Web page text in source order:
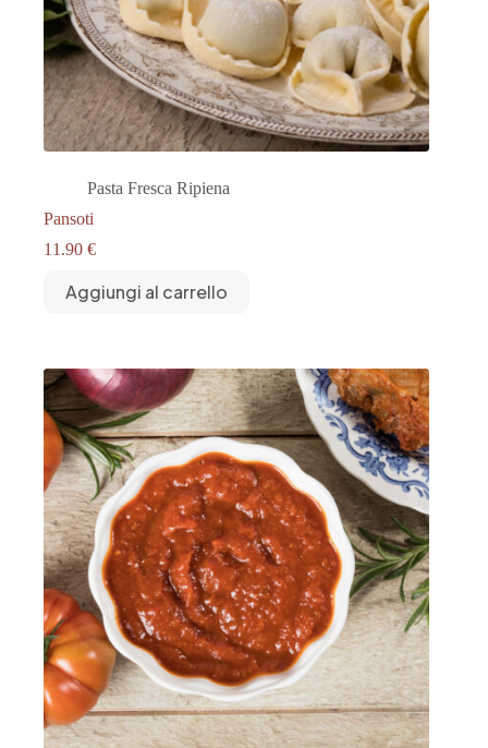
Pasta Fresca Ripiena
Pansoti
11.90 €
Aggiungi al carrello